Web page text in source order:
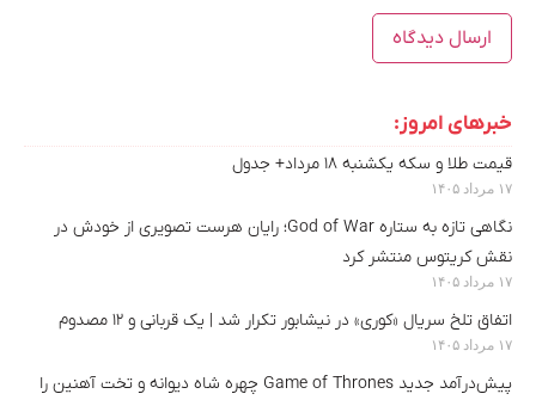
خبرهای امروز:
قیمت طلا و سکه یکشنبه ۱۸ مرداد+ جدول
۱۷ مرداد ۱۴۰۵
نگاهی تازه به ستاره God of War؛ رایان هرست تصویری از خودش در
نقش کریتوس منتشر کرد
۱۷ مرداد ۱۴۰۵
اتفاق تلخ سریال «کوری» در نیشابور تکرار شد | یک قربانی و ۱۲ مصدوم
۱۷ مرداد ۱۴۰۵
پیش‌درآمد جدید Game of Thrones چهره شاه دیوانه و تخت آهنین را